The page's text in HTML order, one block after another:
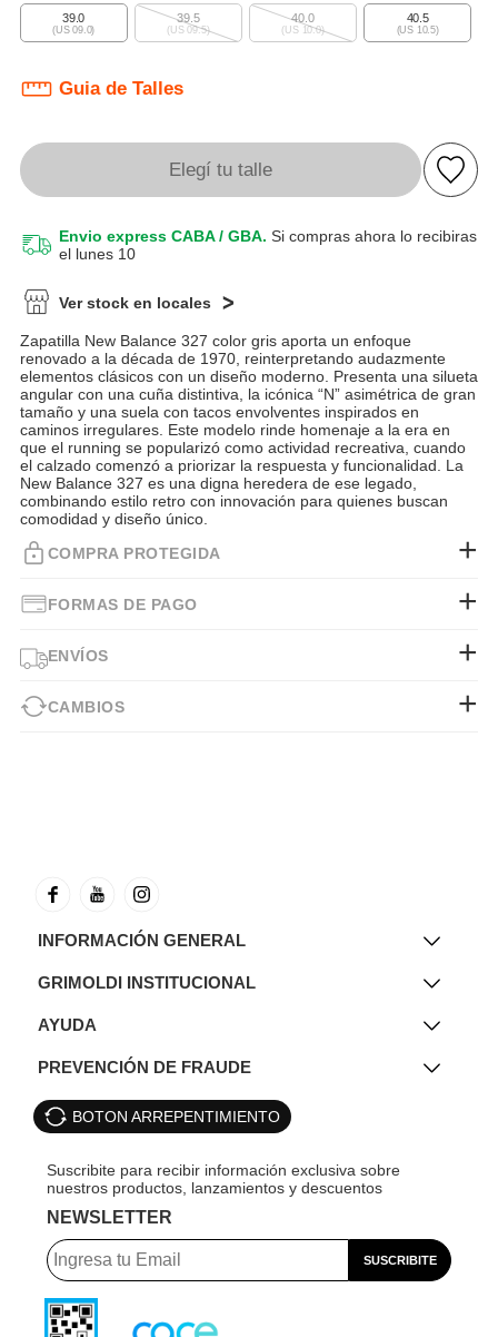
39.0
(US 09.0)
39.5
(US 09.5)
40.0
(US 10.0)
40.5
(US 10.5)
Guia de Talles
Elegí tu talle
Envio express CABA / GBA. Si compras ahora lo recibiras
el lunes 10
Ver stock en locales
Zapatilla New Balance 327 color gris aporta un enfoque
renovado a la década de 1970, reinterpretando audazmente
elementos clásicos con un diseño moderno. Presenta una silueta
angular con una cuña distintiva, la icónica “N” asimétrica de gran
tamaño y una suela con tacos envolventes inspirados en
caminos irregulares. Este modelo rinde homenaje a la era en
que el running se popularizó como actividad recreativa, cuando
el calzado comenzó a priorizar la respuesta y funcionalidad. La
New Balance 327 es una digna heredera de ese legado,
combinando estilo retro con innovación para quienes buscan
comodidad y diseño único.
COMPRA PROTEGIDA
FORMAS DE PAGO
ENVÍOS
CAMBIOS
INFORMACIÓN GENERAL
GRIMOLDI INSTITUCIONAL
AYUDA
PREVENCIÓN DE FRAUDE
BOTON ARREPENTIMIENTO
NEWSLETTER